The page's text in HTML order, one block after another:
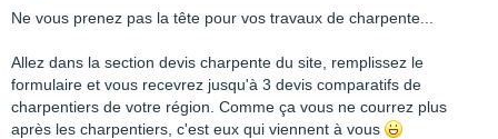
Ne vous prenez pas la tête pour vos travaux de charpente...
Allez dans la section devis charpente du site, remplissez le
formulaire et vous recevrez jusqu'à 3 devis comparatifs de
charpentiers de votre région. Comme ça vous ne courrez plus
après les charpentiers, c'est eux qui viennent à vous